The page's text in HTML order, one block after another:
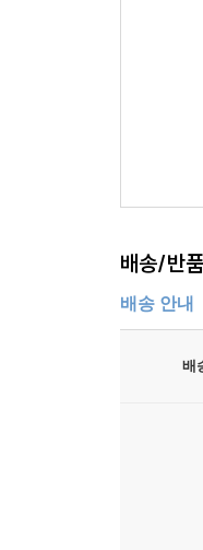
배송/반
배송 안내
배